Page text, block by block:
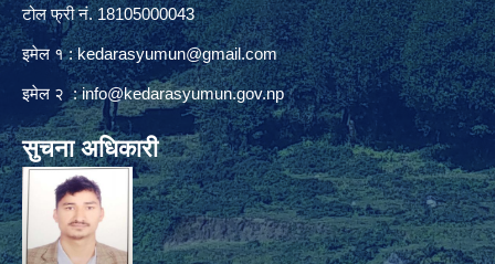
टोल फ्री नं. 18105000043
इमेल १ :kedarasyumun@gmail.com
इमेल २ :info@kedarasyumun.gov.np
सुचना अधिकारी